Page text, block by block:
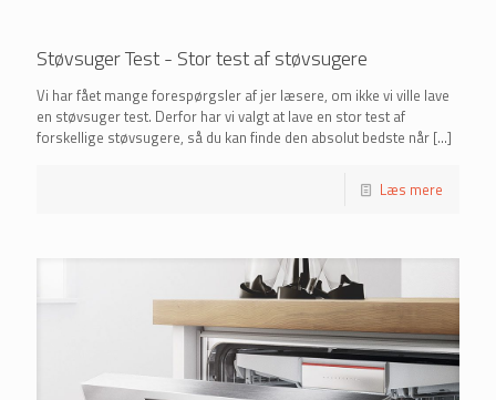
Støvsuger Test - Stor test af støvsugere
Vi har fået mange forespørgsler af jer læsere, om ikke vi ville lave
en støvsuger test. Derfor har vi valgt at lave en stor test af
forskellige støvsugere, så du kan finde den absolut bedste når […]
Læs mere